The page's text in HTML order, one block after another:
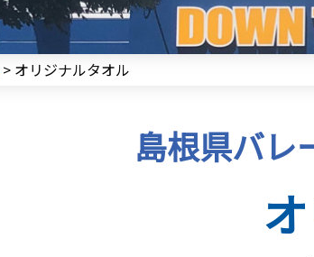
> オリジナルタオル
島根県バレ